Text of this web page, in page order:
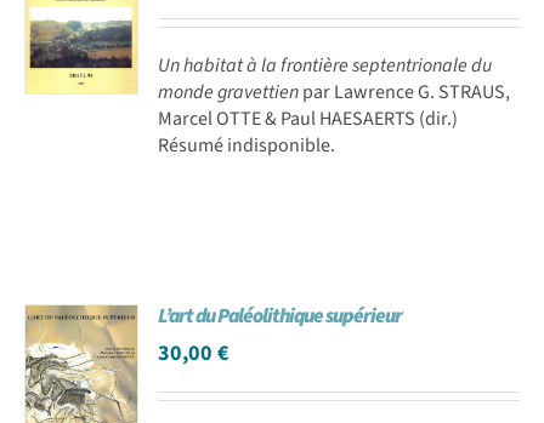
Un habitat à la frontière septentrionale du
monde gravettienpar Lawrence G. STRAUS,
Marcel OTTE & Paul HAESAERTS (dir.)
Résumé indisponible.
L’art du Paléolithique supérieur
30,00€